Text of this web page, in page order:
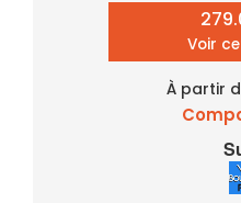
Voir
À partir